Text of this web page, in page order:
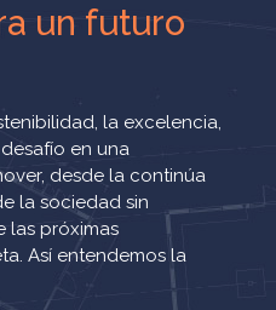
un futuro
la excelencia,
en una
desde la continúa
la sociedad sin
las próximas
Así entendemos la